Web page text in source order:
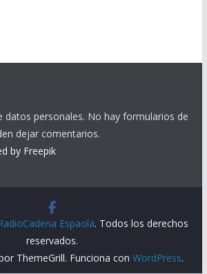
datos personales. No hay formularios de
dejar comentarios.
by Freepik
Espaola. Todos los derechos
reservados.
ThemeGrill. Funciona conWordPress.